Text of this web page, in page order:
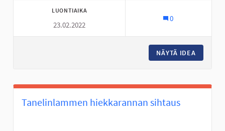
LUONTIAIKA
23.02.2022
0
NÄYTÄ IDEA
Tanelinlammen hiekkarannan sihtaus